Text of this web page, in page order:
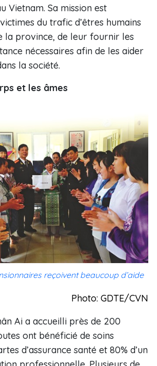
Vietnam. Sa mission est
du trafic d’êtres humains
la province, de leur fournir les
nécessaires afin de les aider
la société.
et les âmes
reçoivent beaucoup d’aide
Photo: GDTE/CVN
Ai a accueilli près de 200
ont bénéficié de soins
d’assurance santé et 80% d’un